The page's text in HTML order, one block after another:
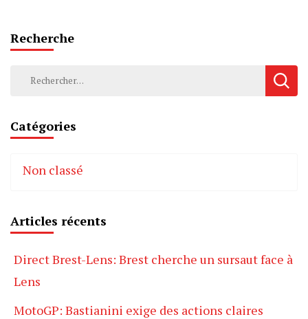
Recherche
Rechercher :
Catégories
Non classé
Articles récents
Direct Brest-Lens: Brest cherche un sursaut face à
Lens
MotoGP: Bastianini exige des actions claires